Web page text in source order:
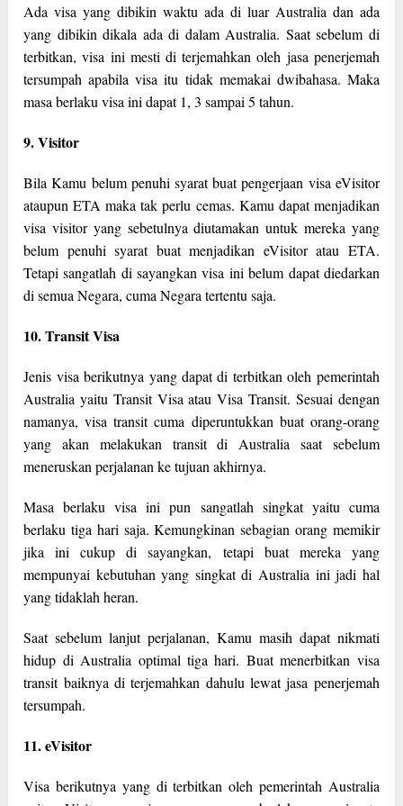
Ada visa yang dibikin waktu ada di luar Australia dan ada
yang dibikin dikala ada di dalam Australia. Saat sebelum di
terbitkan, visa ini mesti di terjemahkan oleh jasa penerjemah
tersumpah apabila visa itu tidak memakai dwibahasa. Maka
masa berlaku visa ini dapat 1, 3 sampai 5 tahun.
9. Visitor
Bila Kamu belum penuhi syarat buat pengerjaan visa eVisitor
ataupun ETA maka tak perlu cemas. Kamu dapat menjadikan
visa visitor yang sebetulnya diutamakan untuk mereka yang
belum penuhi syarat buat menjadikan eVisitor atau ETA.
Tetapi sangatlah di sayangkan visa ini belum dapat diedarkan
di semua Negara, cuma Negara tertentu saja.
10. Transit Visa
Jenis visa berikutnya yang dapat di terbitkan oleh pemerintah
Australia yaitu Transit Visa atau Visa Transit. Sesuai dengan
namanya, visa transit cuma diperuntukkan buat orang-orang
yang akan melakukan transit di Australia saat sebelum
meneruskan perjalanan ke tujuan akhirnya.
Masa berlaku visa ini pun sangatlah singkat yaitu cuma
berlaku tiga hari saja. Kemungkinan sebagian orang memikir
jika ini cukup di sayangkan, tetapi buat mereka yang
mempunyai kebutuhan yang singkat di Australia ini jadi hal
yang tidaklah heran.
Saat sebelum lanjut perjalanan, Kamu masih dapat nikmati
hidup di Australia optimal tiga hari. Buat menerbitkan visa
transit baiknya di terjemahkan dahulu lewat jasa penerjemah
tersumpah.
11. eVisitor
Visa berikutnya yang di terbitkan oleh pemerintah Australia